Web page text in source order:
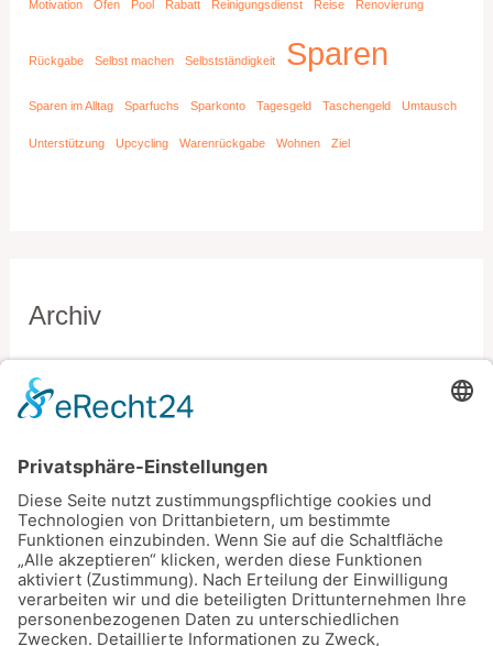
Motivation Ofen Pool Rabatt Reinigungsdienst Reise Renovierung
Rückgabe Selbst machen Selbstständigkeit Sparen
Sparen im Alltag Sparfuchs Sparkonto Tagesgeld Taschengeld Umtausch
Unterstützung Upcycling Warenrückgabe Wohnen Ziel
Archiv